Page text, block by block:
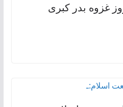
غزوه بدر کبری